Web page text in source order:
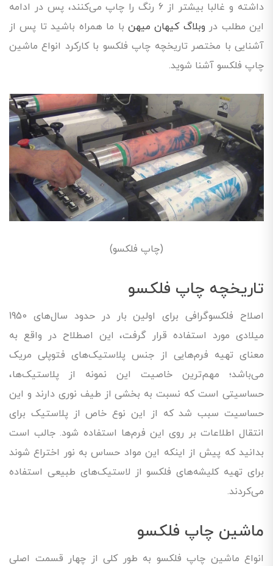
داشته و غالبا بیشتر از 6 رنگ را چاپ می‌کنند، پس در ادامه
این مطلب در وبلاگ کیهان میهن با ما همراه باشید تا پس از
آشنایی با مختصر تاریخچه چاپ فلکسو با کارکرد انواع ماشین
چاپ فلکسو آشنا شوید.
(چاپ فلکسو)
تاریخچه چاپ فلکسو
اصلاح فلکسوگرافی برای اولین بار در حدود سال‌های 1950
میلادی مورد استفاده قرار گرفت، این اصطلاح در واقع به
معنای تهیه فرم‌هایی از جنس پلاستیک‌های فتوپلی مریک
می‌باشد؛ مهم‌ترین خاصیت این نمونه از پلاستیک‌ها،
حساسیتی است که نسبت به بخشی از طیف نوری دارند و این
حساسیت سبب شد که از این نوع خاص از پلاستیک برای
انتقال اطلاعات بر روی این فرم‌ها استفاده شود. جالب است
بدانید که پیش از اینکه این مواد حساس به نور اختراع شوند
برای تهیه کلیشه‌های فلکسو از لاستیک‌های طبیعی استفاده
می‌کردند.
ماشین چاپ فلکسو
انواع ماشین چاپ فلکسو به طور کلی از چهار قسمت اصلی